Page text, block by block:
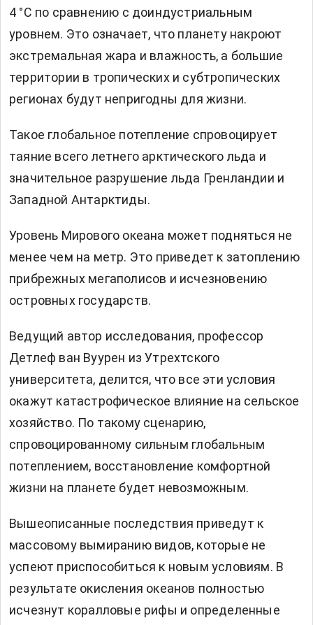
4 °C по сравнению с доиндустриальным
уровнем. Это означает, что планету накроют
экстремальная жара и влажность, а большие
территории в тропических и субтропических
регионах будут непригодны для жизни.
Такое глобальное потепление спровоцирует
таяние всего летнего арктического льда и
значительное разрушение льда Гренландии и
Западной Антарктиды.
Уровень Мирового океана может подняться не
менее чем на метр. Это приведет к затоплению
прибрежных мегаполисов и исчезновению
островных государств.
Ведущий автор исследования, профессор
Детлеф ван Вуурен из Утрехтского
университета, делится, что все эти условия
окажут катастрофическое влияние на сельское
хозяйство. По такому сценарию,
спровоцированному сильным глобальным
потеплением, восстановление комфортной
жизни на планете будет невозможным.
Вышеописанные последствия приведут к
массовому вымиранию видов, которые не
успеют приспособиться к новым условиям. В
результате окисления океанов полностью
исчезнут коралловые рифы и определенные